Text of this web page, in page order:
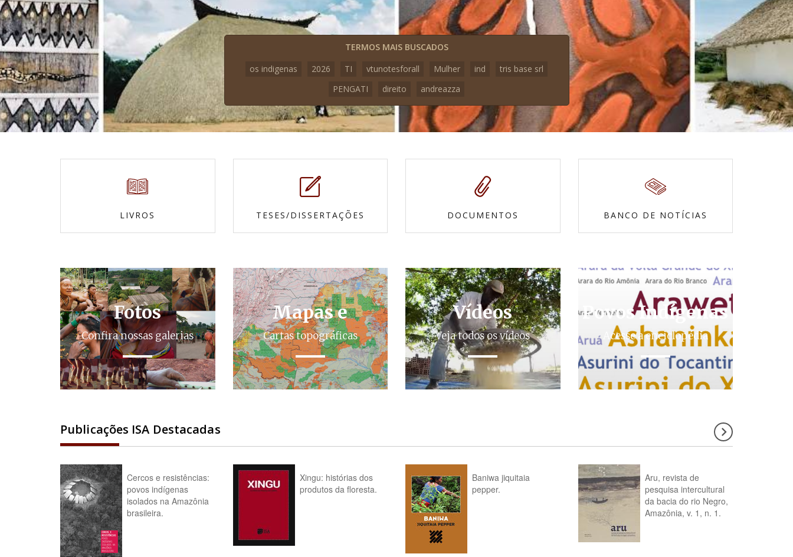
TERMOS MAIS BUSCADOS
os indigenas
2026 TI vtunotesforall Mulher ind
tris base srl
PENGATI
direito andreazza
LIVROS TESES/DISSERTAÇÕES DOCUMENTOS BANCO DE NOTÍCIAS
Fotos
Confira nossas galerias
Mapas e
Cartas topográficas
Vídeos
Veja todos os vídeos
Povos Indígenas
Acesse a enciclopédia
Publicações ISA Destacadas
Cercos e resistências:
povos indígenas
isolados na Amazônia
brasileira.
Xingu: histórias dos
produtos da floresta.
Baniwa jiquitaia
pepper.
Aru, revista de
pesquisa intercultural
da bacia do rio Negro,
Amazônia, v. 1, n. 1.